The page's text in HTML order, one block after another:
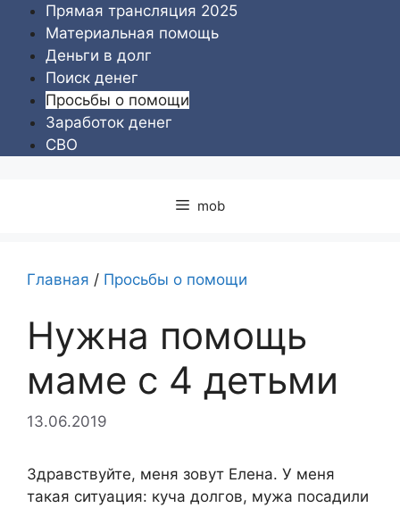
Перейти
содержимому
Прямая трансляция 2025
Материальная помощь
Деньги в долг
Поиск денег
Просьбы о помощи
Заработок денег
СВО
mob
Главная / Просьбы о помощи
Нужна помощь
маме с 4 детьми
13.06.2019
Здравствуйте, меня зовут Елена. У меня
такая ситуация: куча долгов, мужа посадили